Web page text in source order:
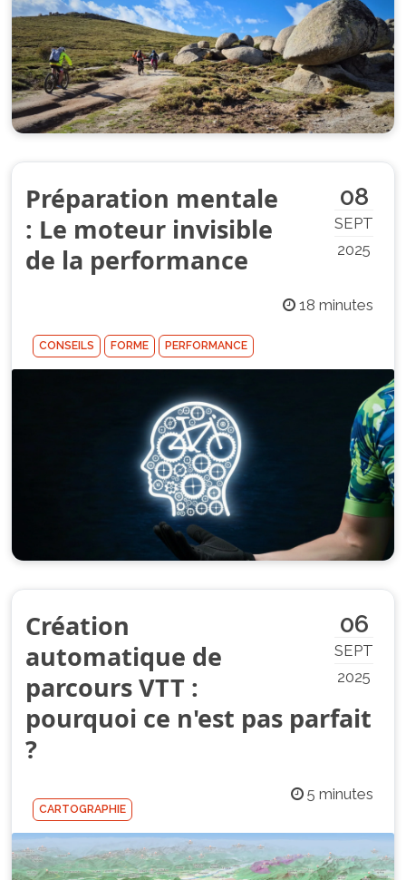
08
SEPT
2025
Préparation mentale
: Le moteur invisible
de la performance
18 minutes
CONSEILS FORME PERFORMANCE
06
SEPT
2025
Création
automatique de
parcours VTT :
pourquoi ce n'est pas parfait
?
5 minutes
CARTOGRAPHIE